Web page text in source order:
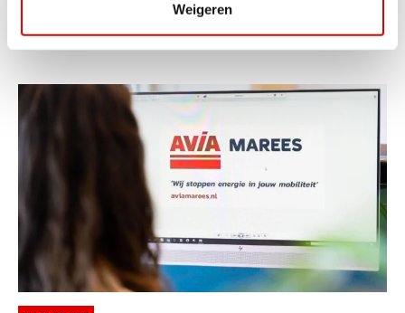
Weigeren
Toe aan een ontspannen nachtje...
Lees verder